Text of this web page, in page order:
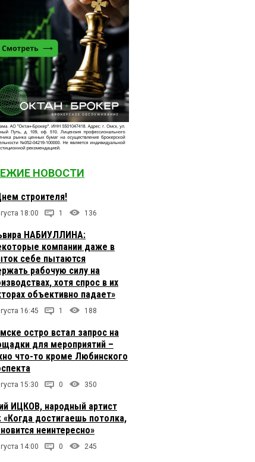
НОВОСТИ
строителя!
18:00 1 136
НАБИУЛЛИНА:
компании даже в
себе пытаются
рабочую силу на
хотя спрос в их
объективно падает»
16:45 1 188
остро встал запрос на
для мероприятий –
что-то кроме Любинского
15:30 0 350
ИЦКОВ, народный артист
«Когда достигаешь потолка,
неинтересно»
14:00 0 245